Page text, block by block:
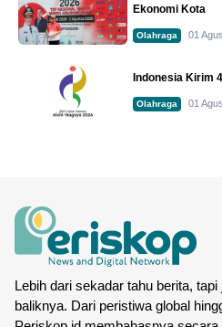
Ekonomi Kota
Olahraga 01
Indonesia Kirim
Olahraga 01
Lebih dari sekadar tahu berita,
baliknya. Dari peristiwa global